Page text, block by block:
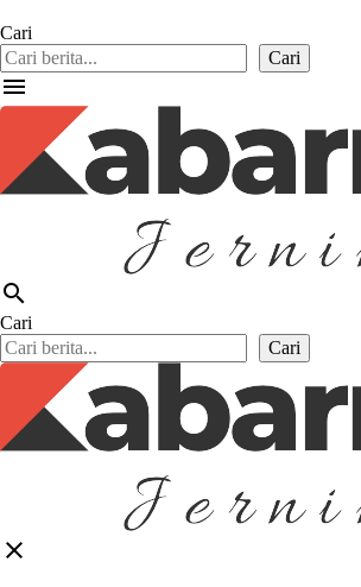
Cari
Cari
menu
search
Cari
Cari
close